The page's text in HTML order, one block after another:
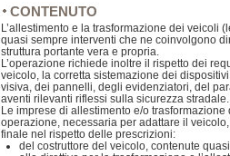
CONTENUTO
L’allestimento e la trasformazione dei veicoli
quasi sempre interventi che ne coinvolgono
struttura portante vera e propria.
L’operazione richiede inoltre il rispetto dei
veicolo, la corretta sistemazione dei
visiva, dei pannelli, degli evidenziatori, del
aventi rilevanti riflessi sulla sicurezza stradale.
Le imprese di allestimento e/o
operazione, necessaria per adattare il
finale nel rispetto delle prescrizioni:
del costruttore del veicolo, contenute